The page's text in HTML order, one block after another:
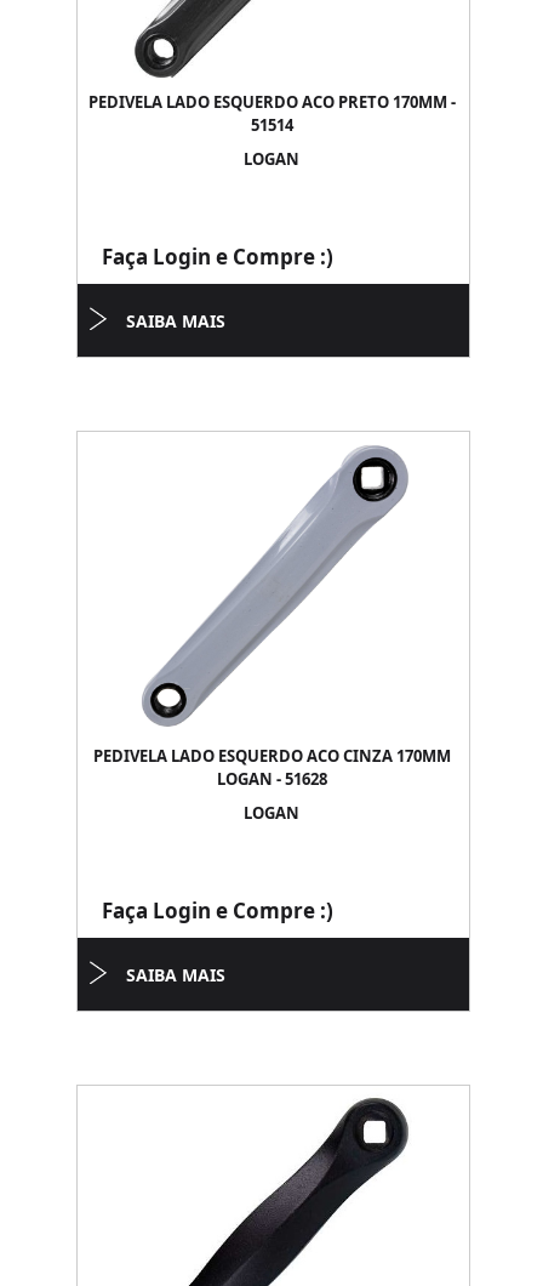
PEDIVELA LADO ESQUERDO ACO PRETO 170MM -
51514
LOGAN
Faça Login e Compre :)
SAIBA MAIS
PEDIVELA LADO ESQUERDO ACO CINZA 170MM
LOGAN - 51628
LOGAN
Faça Login e Compre :)
SAIBA MAIS